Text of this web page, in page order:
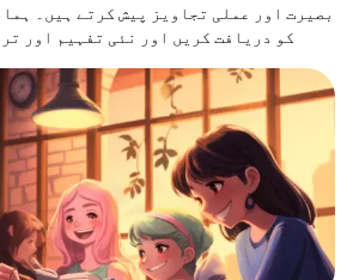
بصیرت اور عملی تجاویز پیش کرتے ہیں۔
کو دریافت کریں اور نئی تفہیم اور